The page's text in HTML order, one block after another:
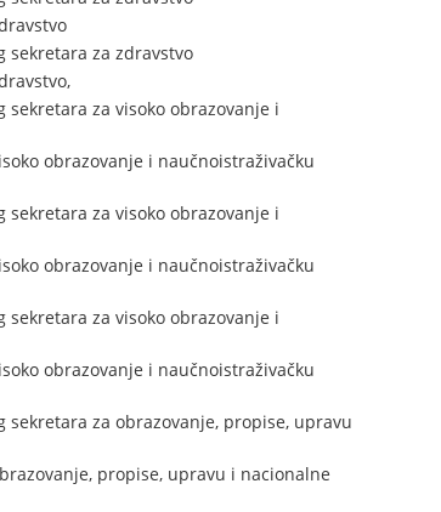
sekretara za zdravstvo
za visoko obrazovanje i
obrazovanje i naučnoistraživačku
za visoko obrazovanje i
obrazovanje i naučnoistraživačku
za visoko obrazovanje i
obrazovanje i naučnoistraživačku
za obrazovanje, propise, upravu
propise, upravu i nacionalne